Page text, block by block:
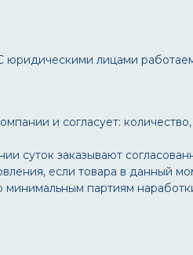
лицами
и согласует:
суток заказывают
если товара в данный
партиям